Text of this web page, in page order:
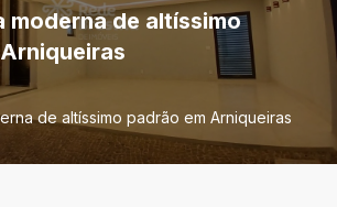
moderna de altíssimo
de altíssimo padrão em Arniqueiras